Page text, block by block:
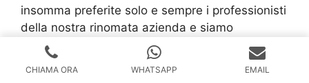
insomma preferite solo e sempre i professionisti
della nostra rinomata azienda e siamo
assolutamente sicuri che resterete certamente
soddisfatti del risultato finale. E allora che cosa
CHIAMA ORA WHATSAPP EMAIL